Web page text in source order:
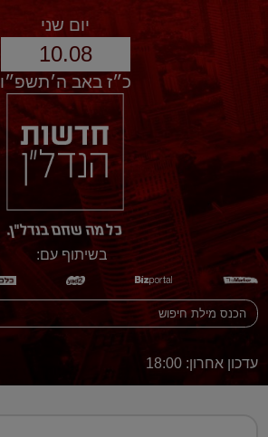
יום שני
10.08
כ״ז באב ה׳תשפ״ו
בשיתוף עם:
עדכון אחרון: 18:00